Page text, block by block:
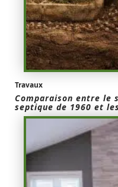
Travaux
Comparaison entre le
septique de 1960 et